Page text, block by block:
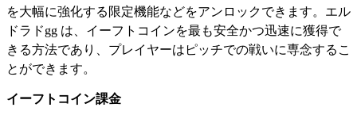
を大幅に強化する限定機能などをアンロックできます。エル
ドラドgg は、イーフトコインを最も安全かつ迅速に獲得で
きる方法であり、プレイヤーはピッチでの戦いに専念するこ
とができます。
イーフトコイン課金